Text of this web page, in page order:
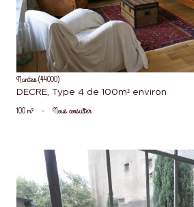
Nantes (44000)
DECRE, Type 4 de 100m² environ
100 m²
- Nous consulter